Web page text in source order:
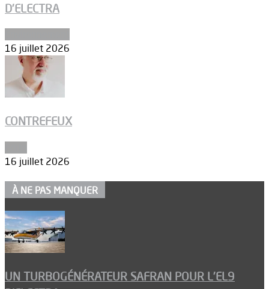
D’ELECTRA
16 juillet 2026
CONTREFEUX
16 juillet 2026
À NE PAS MANQUER
UN TURBOGÉNÉRATEUR SAFRAN POUR L’EL9